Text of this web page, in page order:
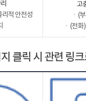
리적 안전성
고
ㆍ(
ㆍ(전
클릭 시 관련 링